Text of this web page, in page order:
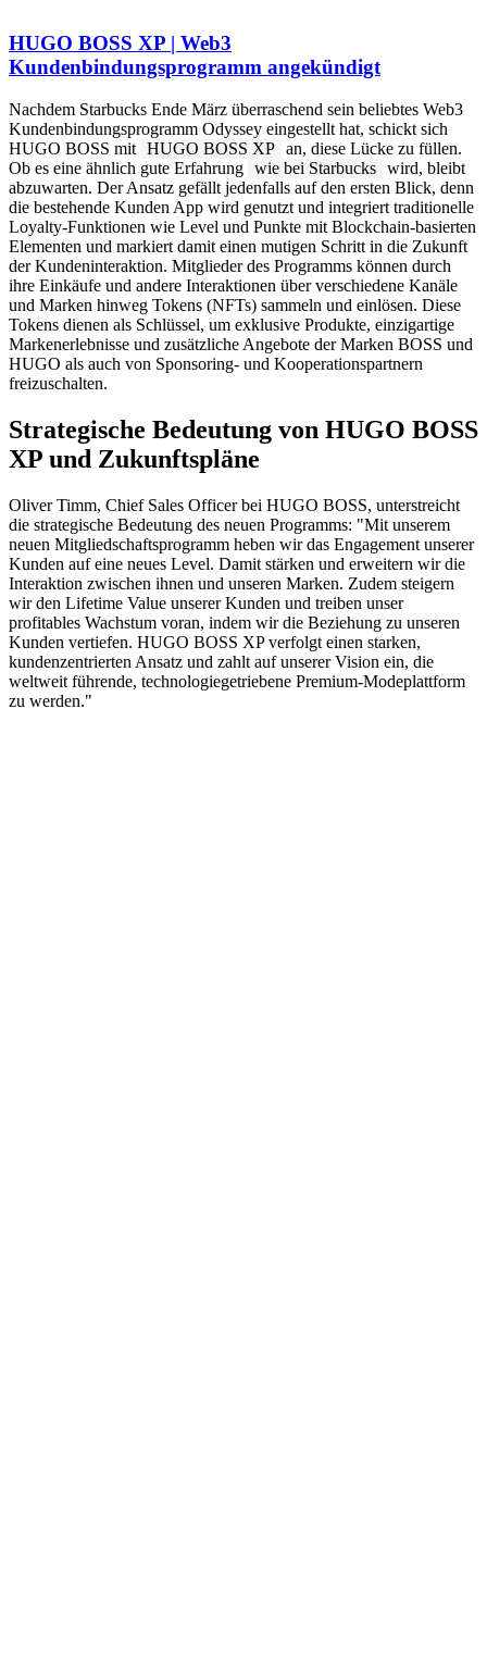
HUGO BOSS XP | Web3
Kundenbindungsprogramm angekündigt
Nachdem Starbucks Ende März überraschend sein beliebtes Web3
Kundenbindungsprogramm Odyssey eingestellt hat, schickt sich
HUGO BOSS mit HUGO BOSS XP an, diese Lücke zu füllen.
Ob es eine ähnlich gute Erfahrung wie bei Starbucks wird, bleibt
abzuwarten. Der Ansatz gefällt jedenfalls auf den ersten Blick, denn
die bestehende Kunden App wird genutzt und integriert traditionelle
Loyalty-Funktionen wie Level und Punkte mit Blockchain-basierten
Elementen und markiert damit einen mutigen Schritt in die Zukunft
der Kundeninteraktion. Mitglieder des Programms können durch
ihre Einkäufe und andere Interaktionen über verschiedene Kanäle
und Marken hinweg Tokens (NFTs) sammeln und einlösen. Diese
Tokens dienen als Schlüssel, um exklusive Produkte, einzigartige
Markenerlebnisse und zusätzliche Angebote der Marken BOSS und
HUGO als auch von Sponsoring- und Kooperationspartnern
freizuschalten.
Strategische Bedeutung von HUGO BOSS
XP und Zukunftspläne
Oliver Timm, Chief Sales Officer bei HUGO BOSS, unterstreicht
die strategische Bedeutung des neuen Programms: "Mit unserem
neuen Mitgliedschaftsprogramm heben wir das Engagement unserer
Kunden auf eine neues Level. Damit stärken und erweitern wir die
Interaktion zwischen ihnen und unseren Marken. Zudem steigern
wir den Lifetime Value unserer Kunden und treiben unser
profitables Wachstum voran, indem wir die Beziehung zu unseren
Kunden vertiefen. HUGO BOSS XP verfolgt einen starken,
kundenzentrierten Ansatz und zahlt auf unserer Vision ein, die
weltweit führende, technologiegetriebene Premium-Modeplattform
zu werden."